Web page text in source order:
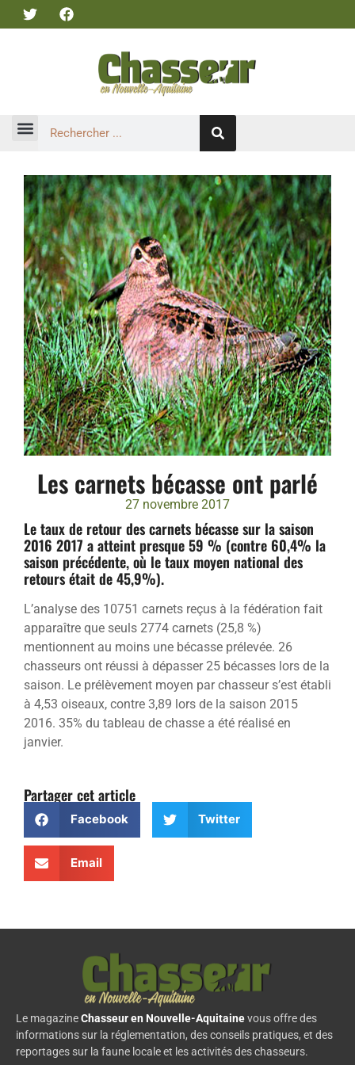
Les carnets bécasse ont parlé
27 novembre 2017
Le taux de retour des carnets bécasse sur la saison
2016 2017 a atteint presque 59 % (contre 60,4% la
saison précédente, où le taux moyen national des
retours était de 45,9%).
L’analyse des 10751 carnets reçus à la fédération fait
apparaître que seuls 2774 carnets (25,8 %)
mentionnent au moins une bécasse prélevée. 26
chasseurs ont réussi à dépasser 25 bécasses lors de la
saison. Le prélèvement moyen par chasseur s’est établi
à 4,53 oiseaux, contre 3,89 lors de la saison 2015
2016. 35% du tableau de chasse a été réalisé en
janvier.
Partager cet article
Facebook Twitter
Email
Le magazineChasseur en Nouvelle-Aquitainevous offre des
informations sur la réglementation, des conseils pratiques, et des
reportages sur la faune locale et les activités des chasseurs.